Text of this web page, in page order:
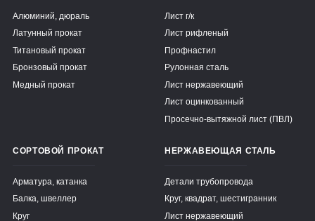
Алюминий, дюраль
Латунный прокат
Титановый прокат
Бронзовый прокат
Медный прокат
Лист г/к
Лист рифленый
Профнастил
Рулонная сталь
Лист нержавеющий
Лист оцинкованный
Просечно-вытяжной лист (ПВЛ)
СОРТОВОЙ ПРОКАТ
Арматура, катанка
Балка, швеллер
Круг
НЕРЖАВЕЮЩАЯ СТАЛЬ
Детали трубопровода
Круг, квадрат, шестигранник
Лист нержавеющий